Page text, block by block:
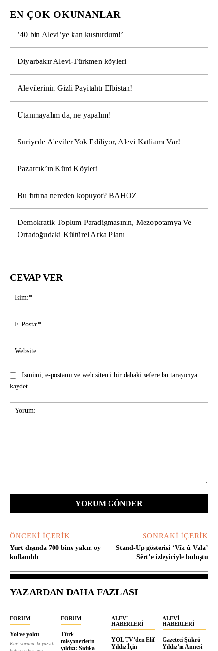
EN ÇOK OKUNANLAR
’40 bin Alevi’ye kan kusturdum!’
Diyarbakır Alevi-Türkmen köyleri
Alevilerinin Gizli Payitahtı Elbistan!
Utanmayalım da, ne yapalım!
Suriyede Aleviler Yok Ediliyor, Alevi Katliamı Var!
Pazarcık’ın Kürd Köyleri
Bu fırtına nereden kopuyor? BAHOZ
Demokratik Toplum Paradigmasının, Mezopotamya Ve
Ortadoğudaki Kültürel Arka Planı
CEVAP VER
Ismimi, e-postamı ve web sitemi bir dahaki sefere bu tarayıcıya
kaydet.
ÖNCEKI İÇERIK
Yurt dışında 700 bine yakın oy
kullanıldı
SONRAKI İÇERIK
Stand-Up gösterisi ‘Vik û Vala’
Sêrt’e izleyiciyle buluştu
YAZARDAN DAHA FAZLASI
FORUM
Yol ve yolcu
Kürt sorunu iki yüzyılı
FORUM
Türk
misyonerlerin
yıldızı: Sıdıka
ALEVI
HABERLERI
YOL TV’den Elif
Yıldız İçin
ALEVI
HABERLERI
Gazeteci Şükrü
Yıldız’ın Annesi